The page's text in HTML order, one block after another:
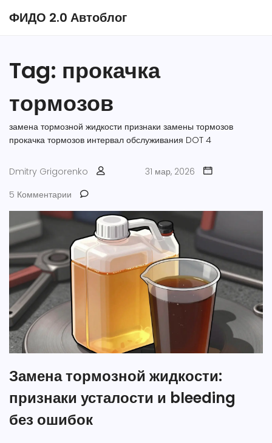
ФИДО 2.0 Автоблог
Tag: прокачка
тормозов
замена тормозной жидкости признаки замены тормозов
прокачка тормозов интервал обслуживания DOT 4
Dmitry Grigorenko
31 мар, 2026
5 Комментарии
Замена тормозной жидкости:
признаки усталости и bleeding
без ошибок